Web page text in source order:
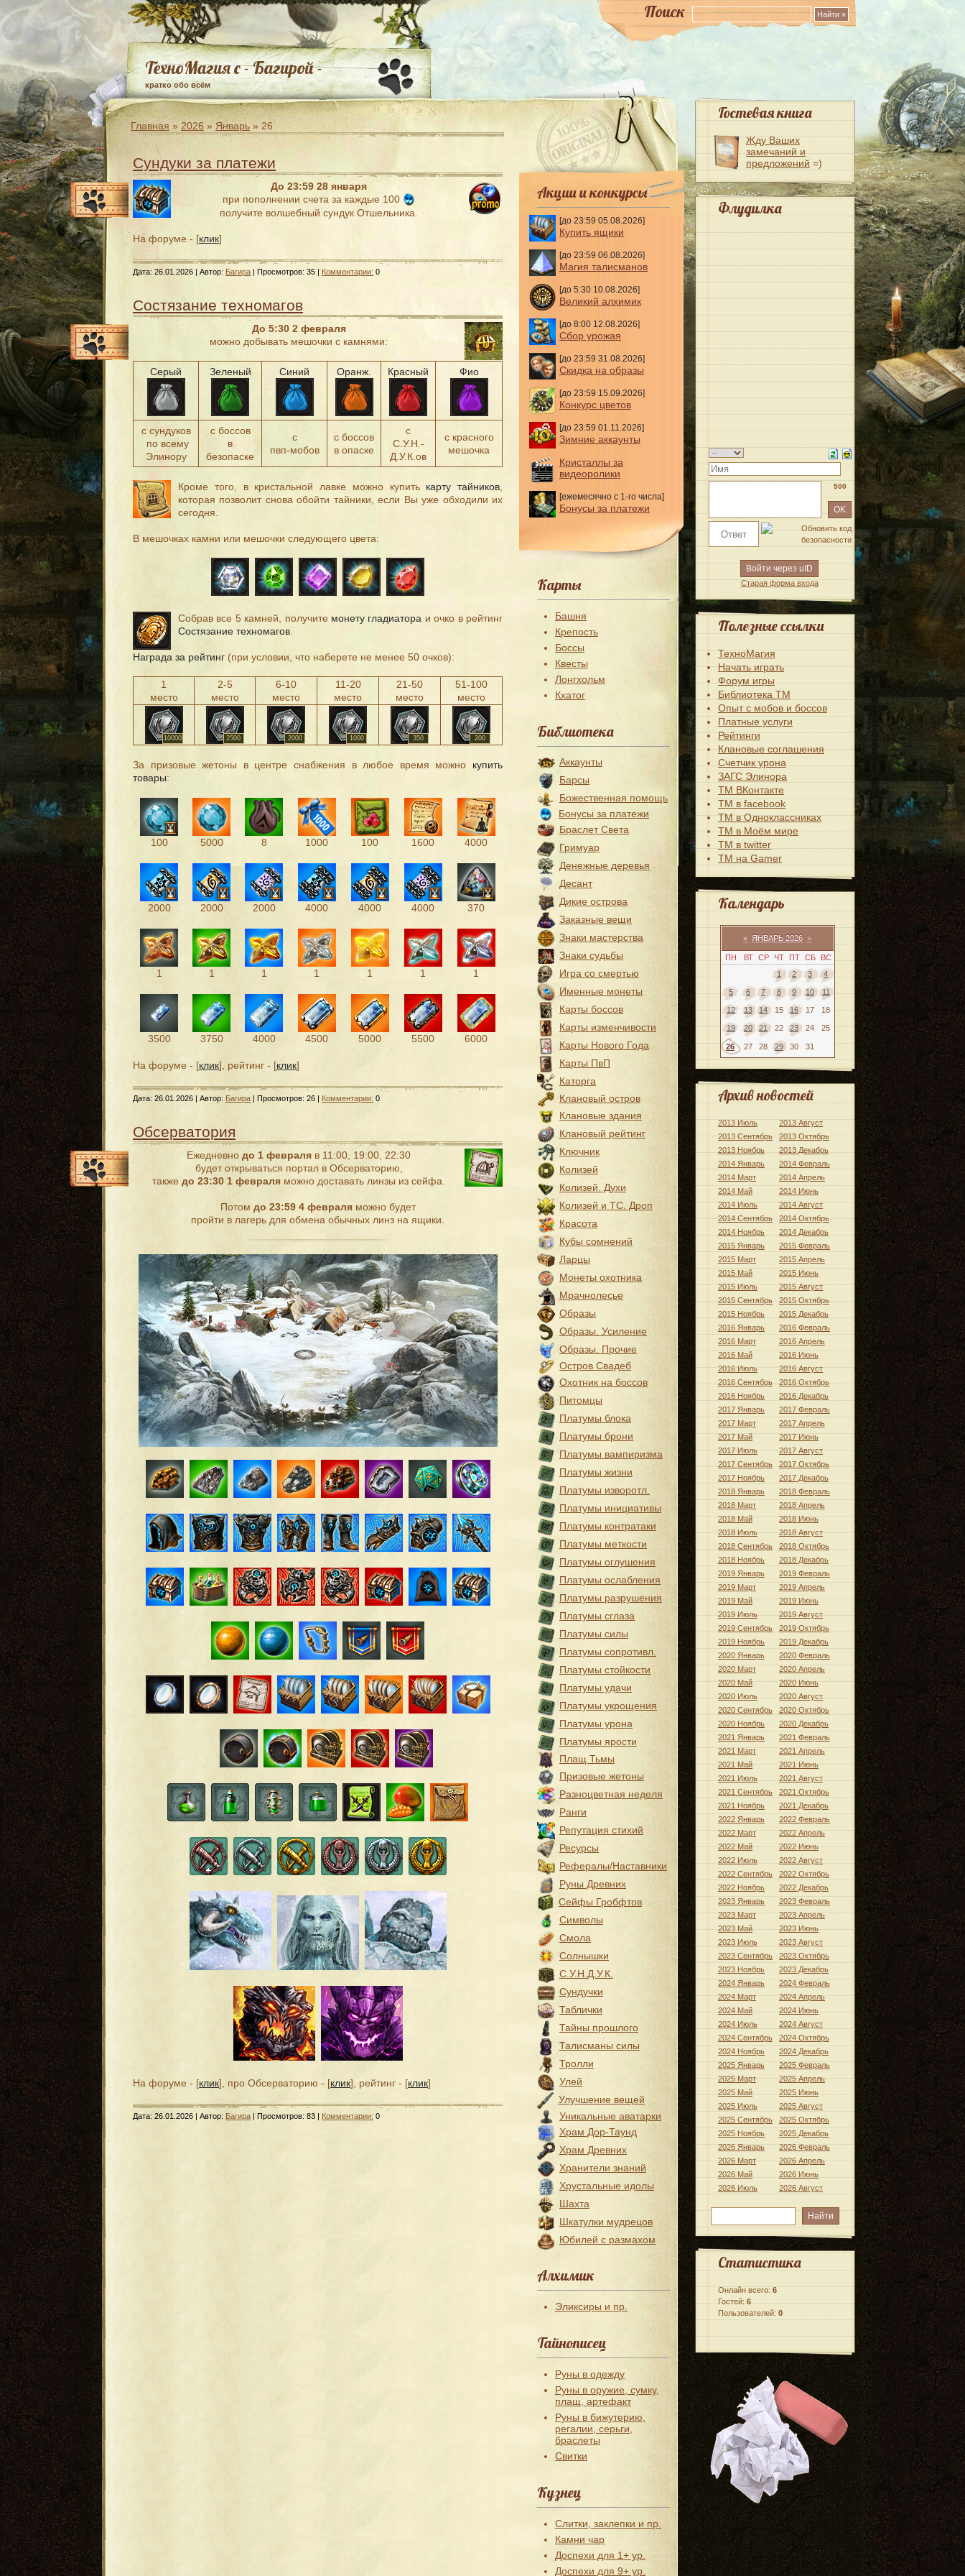
Поиск
ТехноМагия с - Багирой -
кратко обо всём
Главная » 2026 » Январь » 26
Сундуки за платежи
До 23:59 28 января
при пополнении счета за каждые 100
получите волшебный сундук Отшельника.
На форуме - [клик]
Дата: 26.01.2026 | Автор: Багира | Просмотров: 35 | Комментарии: 0
Состязание техномагов
До 5:30 2 февраля
можно добывать мешочки с камнями:
Серый Зеленый Синий Оранж. Красный Фио
с сундуков
по всему
Элинору
с боссов
в
безопаске
с
пвп-мобов
с боссов
в опаске
с
С.У.Н.-
Д.У.К.ов
с красного
мешочка
Кроме того, в кристальной лавке можно купить карту тайников
которая позволит снова обойти тайники, если Вы уже обходили их
сегодня.
В мешочках камни или мешочки следующего цвета:
Собрав все 5 камней, получите монету гладиатора и очко в рейтинг
Состязание техномагов
Награда за рейтинг (при условии, что наберете не менее 50 очков):
1
место
2-5
место
6-10
место
11-20
место
21-50
место
51-100
место
10000 2500 2000 1000 350 200
За призовые жетоны в центре снабжения в любое время можно купить
товары:
100 5000 8 1000 100 1600 4000
2000 2000 2000 4000 4000 4000 370
1 1 1 1 1 1 1
3500 3750 4000 4500 5000 5500 6000
На форуме - [клик], рейтинг - [клик]
Дата: 26.01.2026 | Автор: Багира | Просмотров: 26 | Комментарии: 0
Обсерватория
Ежедневно до 1 февраля в 11:00, 19:00, 22:30
будет открываться портал в Обсерваторию,
также до 23:30 1 февраля можно доставать линзы из сейфа.
Потом до 23:59 4 февраляможно будет
пройти в лагерь для обмена обычных линз на ящики.
На форуме - [клик], про Обсерваторию - [клик], рейтинг - [клик]
Дата: 26.01.2026 | Автор: Багира | Просмотров: 83 | Комментарии: 0
Акции и конкурсы
[до 23:59 05.08.2026]
Купить ящики
[до 23:59 06.08.2026]
Магия талисманов
[до 5:30 10.08.2026]
Великий алхимик
[до 8:00 12.08.2026]
Сбор урожая
[до 23:59 31.08.2026]
Скидка на образы
[до 23:59 15.09.2026]
Конкурс цветов
[до 23:59 01.11.2026]
Зимние аккаунты
Кристаллы за
видеоролики
[ежемесячно с 1-го числа]
Бонусы за платежи
Карты
Башня
Крепость
Боссы
Квесты
Лонгхольм
Кхатог
Библиотека
Аккаунты
Барсы
Божественная помощь
Бонусы за платежи
Браслет Света
Гримуар
Денежные деревья
Десант
Дикие острова
Заказные вещи
Знаки мастерства
Знаки судьбы
Игра со смертью
Именные монеты
Карты боссов
Карты изменчивости
Карты Нового Года
Карты ПвП
Каторга
Клановый остров
Клановые здания
Клановый рейтинг
Ключник
Колизей
Колизей. Духи
Колизей и ТС. Дроп
Красота
Кубы сомнений
Ларцы
Монеты охотника
Мрачнолесье
Образы
Образы. Усиление
Образы. Прочие
Остров Свадеб
Охотник на боссов
Питомцы
Платумы блока
Платумы брони
Платумы вампиризма
Платумы жизни
Платумы изворотл.
Платумы инициативы
Платумы контратаки
Платумы меткости
Платумы оглушения
Платумы ослабления
Платумы разрушения
Платумы сглаза
Платумы силы
Платумы сопротивл.
Платумы стойкости
Платумы удачи
Платумы укрощения
Платумы урона
Платумы ярости
Плащ Тьмы
Призовые жетоны
Разноцветная неделя
Ранги
Репутация стихий
Ресурсы
Рефералы/Наставники
Руны Древних
Сейфы Гробфтов
Символы
Смола
Солнышки
С.У.Н.Д.У.К.
Сундучки
Таблички
Тайны прошлого
Талисманы силы
Тролли
Улей
Улучшение вещей
Уникальные аватарки
Храм Дор-Таунд
Храм Древних
Хранители знаний
Хрустальные идолы
Шахта
Шкатулки мудрецов
Юбилей с размахом
Алхимик
Эликсиры и пр.
Тайнописец
Руны в одежду
Руны в оружие, сумку,
плащ, артефакт
Руны в бижутерию,
регалии, серьги,
браслеты
Свитки
Кузнец
Слитки, заклепки и пр.
Камни чар
Доспехи для 1+ ур.
Доспехи для 9+ ур.
Гостевая книга
Жду Ваших
замечаний и
предложений =)
Флудилка
500
Войти через uID
Старая форма входа
Полезные ссылки
ТехноМагия
Начать играть
Форум игры
Библиотека ТМ
Опыт с мобов и боссов
Платные услуги
Рейтинги
Клановые соглашения
Счетчик урона
ЗАГС Элинора
ТМ ВКонтакте
ТМ в facebook
ТМ в Одноклассниках
ТМ в Моём мире
ТМ в twitter
ТМ на Gamer
Календарь
« ЯНВАРЬ 2026 »
ПН ВТ СР ЧТ ПТ СБ
ВС
1
2 3 4
5 6 7 8 9 10 11
12 13 14 15 16 17 18
19 20 21 22 23 24 25
26 27 28 29 30 31
Архив новостей
2013 Июль
2013 Август
2013 Сентябрь
2013 Октябрь
2013 Ноябрь
2013 Декабрь
2014 Январь
2014 Февраль
2014 Март
2014 Апрель
2014 Май
2014 Июнь
2014 Июль
2014 Август
2014 Сентябрь
2014 Октябрь
2014 Ноябрь
2014 Декабрь
2015 Январь
2015 Февраль
2015 Март
2015 Апрель
2015 Май
2015 Июнь
2015 Июль
2015 Август
2015 Сентябрь
2015 Октябрь
2015 Ноябрь
2015 Декабрь
2016 Январь
2016 Февраль
2016 Март
2016 Апрель
2016 Май
2016 Июнь
2016 Июль
2016 Август
2016 Сентябрь
2016 Октябрь
2016 Ноябрь
2016 Декабрь
2017 Январь
2017 Февраль
2017 Март
2017 Апрель
2017 Май
2017 Июнь
2017 Июль
2017 Август
2017 Сентябрь
2017 Октябрь
2017 Ноябрь
2017 Декабрь
2018 Январь
2018 Февраль
2018 Март
2018 Апрель
2018 Май
2018 Июнь
2018 Июль
2018 Август
2018 Сентябрь
2018 Октябрь
2018 Ноябрь
2018 Декабрь
2019 Январь
2019 Февраль
2019 Март
2019 Апрель
2019 Май
2019 Июнь
2019 Июль
2019 Август
2019 Сентябрь
2019 Октябрь
2019 Ноябрь
2019 Декабрь
2020 Январь
2020 Февраль
2020 Март
2020 Апрель
2020 Май
2020 Июнь
2020 Июль
2020 Август
2020 Сентябрь
2020 Октябрь
2020 Ноябрь
2020 Декабрь
2021 Январь
2021 Февраль
2021 Март
2021 Апрель
2021 Май
2021 Июнь
2021 Июль
2021 Август
2021 Сентябрь
2021 Октябрь
2021 Ноябрь
2021 Декабрь
2022 Январь
2022 Февраль
2022 Март
2022 Апрель
2022 Май
2022 Июнь
2022 Июль
2022 Август
2022 Сентябрь
2022 Октябрь
2022 Ноябрь
2022 Декабрь
2023 Январь
2023 Февраль
2023 Март
2023 Апрель
2023 Май
2023 Июнь
2023 Июль
2023 Август
2023 Сентябрь
2023 Октябрь
2023 Ноябрь
2023 Декабрь
2024 Январь
2024 Февраль
2024 Март
2024 Апрель
2024 Май
2024 Июнь
2024 Июль
2024 Август
2024 Сентябрь
2024 Октябрь
2024 Ноябрь
2024 Декабрь
2025 Январь
2025 Февраль
2025 Март
2025 Апрель
2025 Май
2025 Июнь
2025 Июль
2025 Август
2025 Сентябрь
2025 Октябрь
2025 Ноябрь
2025 Декабрь
2026 Январь
2026 Февраль
2026 Март
2026 Апрель
2026 Май
2026 Июнь
2026 Июль
2026 Август
Статистика
Онлайн всего: 6
Гостей: 6
Пользователей: 0